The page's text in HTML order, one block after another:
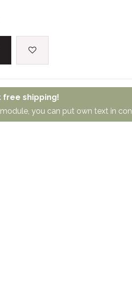
shipping!
module, you can put own text in